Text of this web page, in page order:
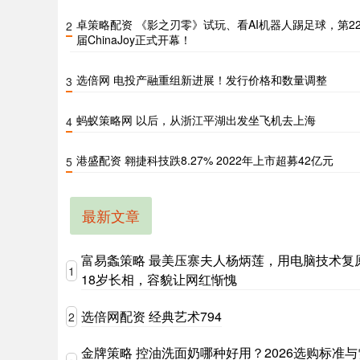
2 卓策略配资 《影之刃零》试玩、看AI机器人踢足球，第22
届ChinaJoy正式开幕！
3 选倍网 电投产融重组新进展！发行价格和数量调整
4 蚂蚁策略网 以后，从浙江平湖出发坐飞机去上海
5 港盛配资 翱捷科技跌8.27% 2022年上市超募42亿元
最新文章
1
富易螽策略 最美压寨夫人杨炳莲，用电脑技术复
18岁长相，容貌让网红惭愧
2 选倍网配资 经典艺术794
金牌策略 控油洗面奶哪种好用？2026选购标准